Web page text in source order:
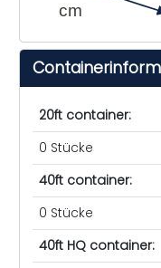
cm
20ft container:
0 Stücke
40ft container:
0 Stücke
40ft HQ container: